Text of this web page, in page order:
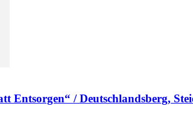
Entsorgen“ / Deutschlandsberg,